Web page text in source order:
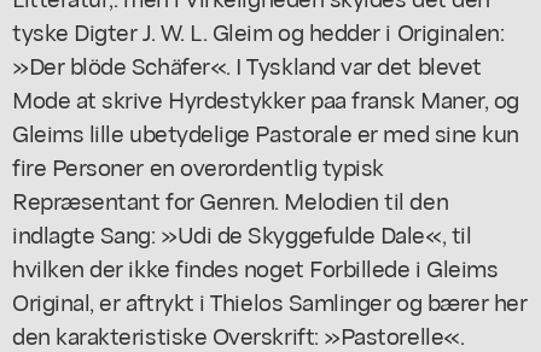
tyske Digter J. W. L. Gleim og hedder i Originalen:
»Der blöde Schäfer«. I Tyskland var det blevet
Mode at skrive Hyrdestykker paa fransk Maner, og
Gleims lille ubetydelige Pastorale er med sine kun
fire Personer en overordentlig typisk
Repræsentant for Genren. Melodien til den
indlagte Sang: »Udi de Skyggefulde Dale«, til
hvilken der ikke findes noget Forbillede i Gleims
Original, er aftrykt i Thielos Samlinger og bærer her
den karakteristiske Overskrift: »Pastorelle«.